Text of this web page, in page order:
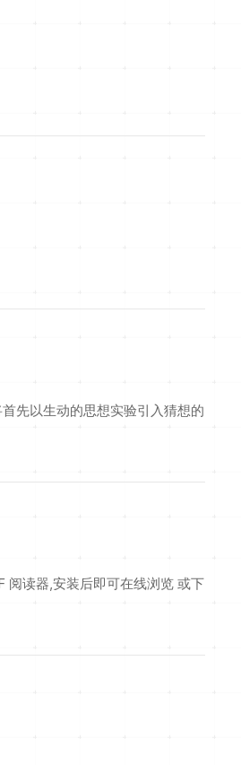
先以生动的思想实验引入猜想的